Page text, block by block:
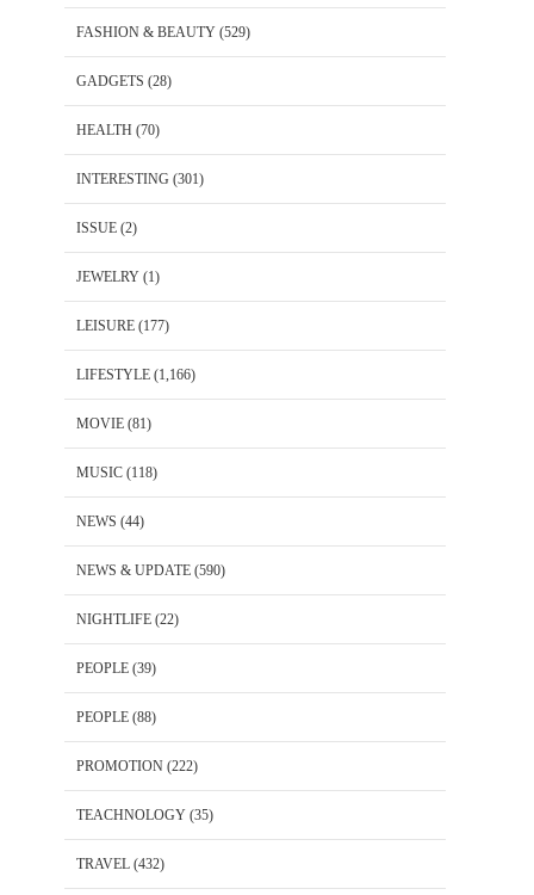
FASHION & BEAUTY (529)
GADGETS (28)
HEALTH (70)
INTERESTING (301)
ISSUE (2)
JEWELRY (1)
LEISURE (177)
LIFESTYLE (1,166)
MOVIE (81)
MUSIC (118)
NEWS (44)
NEWS & UPDATE (590)
NIGHTLIFE (22)
PEOPLE (39)
PEOPLE (88)
PROMOTION (222)
TEACHNOLOGY (35)
TRAVEL (432)